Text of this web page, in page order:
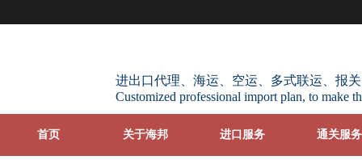
进出口代理、海运、空运、多式联运、报
Customized professional import plan, to make
首页 关于海邦 进口服务 通关服务